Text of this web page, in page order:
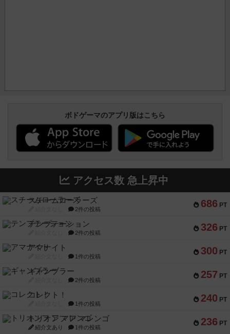
ボドゲーマのアプリ版はこちら
アクセス数 急上昇中
686 PT
スチームローラーズ
2件の投稿
326 PT
テンプテーション
2件の投稿
300 PT
アマナイト
1件の投稿
257 PT
ギャンブラー
2件の投稿
240 PT
コレクト！
1件の投稿
236 PT
トリオンフ ア マレンゴ
紹介文あり 1件の投稿